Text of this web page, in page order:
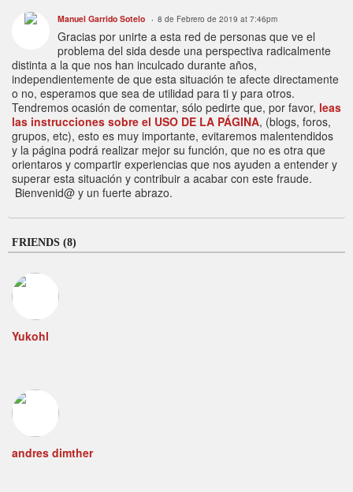
Manuel Garrido Sotelo 8 de Febrero de 2019 at 7:46pm
Gracias por unirte a esta red de personas que ve el
problema del sida desde una perspectiva radicalmente
distinta a la que nos han inculcado durante años,
independientemente de que esta situación te afecte directamente
o no, esperamos que sea de utilidad para ti y para otros.
Tendremos ocasión de comentar, sólo pedirte que, por favor, leas
las instrucciones sobre el USO DE LA PÁGINA, (blogs, foros,
grupos, etc), esto es muy importante, evitaremos malentendidos
y la página podrá realizar mejor su función, que no es otra que
orientaros y compartir experiencias que nos ayuden a entender y
superar esta situación y contribuir a acabar con este fraude.
Bienvenid@ y un fuerte abrazo.
FRIENDS (8)
Yukohl
andres dimther